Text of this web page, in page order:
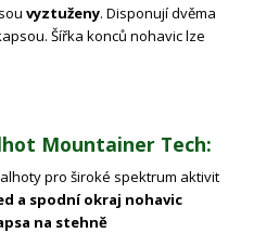
vyztuženy. Disponují dvěma
Šířka konců nohavic lze
Mountainer Tech:
pro široké spektrum aktivit
a spodní okraj nohavic
na stehně